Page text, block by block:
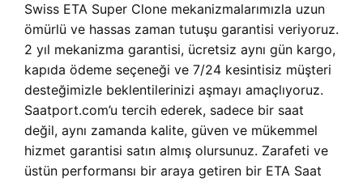
Swiss ETA Super Clone mekanizmalarımızla uzun
ömürlü ve hassas zaman tutuşu garantisi veriyoruz.
2 yıl mekanizma garantisi, ücretsiz aynı gün kargo,
kapıda ödeme seçeneği ve 7/24 kesintisiz müşteri
desteğimizle beklentilerinizi aşmayı amaçlıyoruz.
Saatport.com’u tercih ederek, sadece bir saat
değil, aynı zamanda kalite, güven ve mükemmel
hizmet garantisi satın almış olursunuz. Zarafeti ve
üstün performansı bir araya getiren bir ETA Saat